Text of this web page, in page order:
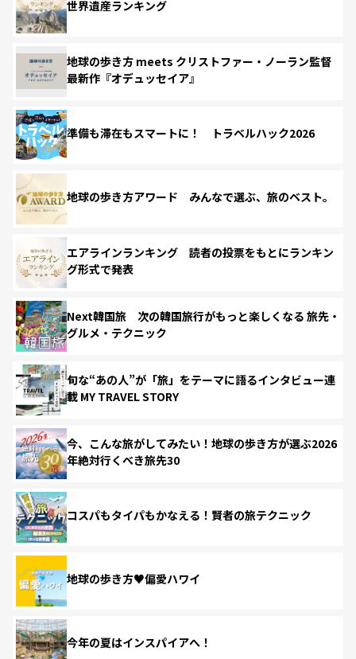
世界遺産ランキング
地球の歩き方 meets クリストファー・ノーラン監督
最新作『オデュッセイア』
準備も滞在もスマートに！ トラベルハック2026
地球の歩き方アワード みんなで選ぶ、旅のベスト。
エアラインランキング 読者の投票をもとにランキン
グ形式で発表
Next韓国旅 次の韓国旅行がもっと楽しくなる 旅先・
グルメ・テクニック
旬な“あの人”が「旅」をテーマに語るインタビュー連
載 MY TRAVEL STORY
今、こんな旅がしてみたい！地球の歩き方が選ぶ2026
年絶対行くべき旅先30
コスパもタイパもかなえる！賢者の旅テクニック
地球の歩き方♥偏愛ハワイ
今年の夏はインスパイアへ！